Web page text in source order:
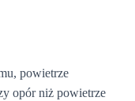
powietrze
opór niż powietrze